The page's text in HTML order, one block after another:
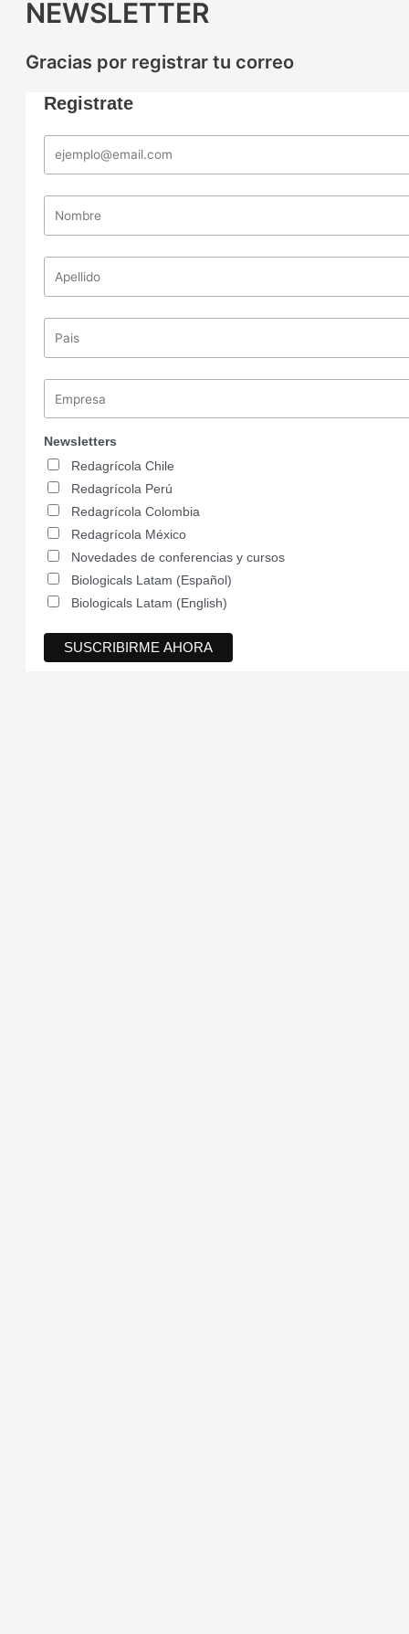
NEWSLETTER
Gracias por registrar tu correo
Registrate
Newsletters
Redagrícola Chile
Redagrícola Perú
Redagrícola Colombia
Redagrícola México
Novedades de conferencias y cursos
Biologicals Latam (Español)
Biologicals Latam (English)